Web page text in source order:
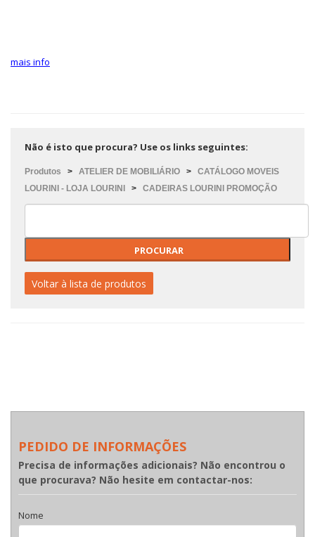
mais info
Não é isto que procura? Use os links seguintes:
Produtos > ATELIER DE MOBILIÁRIO > CATÁLOGO MOVEIS
LOURINI - LOJA LOURINI
> CADEIRAS LOURINI PROMOÇÃO
Voltar à lista de produtos
PEDIDO DE INFORMAÇÕES
Precisa de informações adicionais? Não encontrou o
que procurava? Não hesite em contactar-nos:
Nome